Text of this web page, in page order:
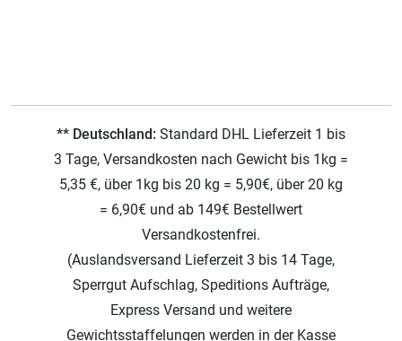
** Deutschland: Standard DHL Lieferzeit 1 bis
3 Tage, Versandkosten nach Gewicht bis 1kg =
5,35 €, über 1kg bis 20 kg = 5,90€, über 20 kg
= 6,90€ und ab 149€ Bestellwert
Versandkostenfrei.
(Auslandsversand Lieferzeit 3 bis 14 Tage,
Sperrgut Aufschlag, Speditions Aufträge,
Express Versand und weitere
Gewichtsstaffelungen werden in der Kasse